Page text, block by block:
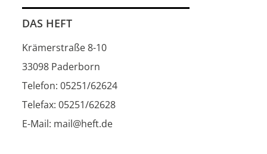
DAS HEFT
Krämerstraße 8-10
33098 Paderborn
Telefon: 05251/62624
Telefax: 05251/62628
E-Mail: mail@heft.de